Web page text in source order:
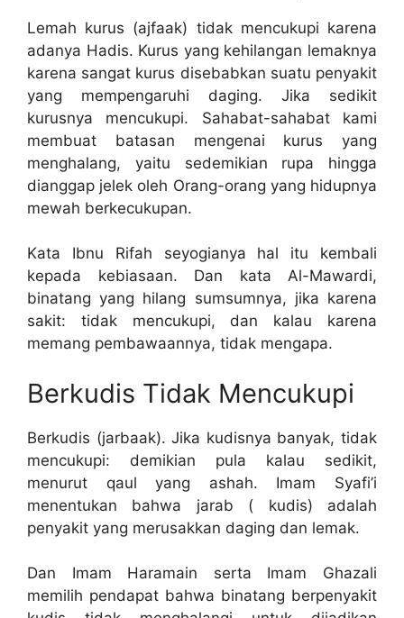
Lemah kurus (ajfaak) tidak mencukupi karena
adanya Hadis. Kurus yang kehilangan lemaknya
karena sangat kurus disebabkan suatu penyakit
yang mempengaruhi daging. Jika sedikit
kurusnya mencukupi. Sahabat-sahabat kami
membuat batasan mengenai kurus yang
menghalang, yaitu sedemikian rupa hingga
dianggap jelek oleh Orang-orang yang hidupnya
mewah berkecukupan.
Kata Ibnu Rifah seyogianya hal itu kembali
kepada kebiasaan. Dan kata Al-Mawardi,
binatang yang hilang sumsumnya, jika karena
sakit: tidak mencukupi, dan kalau karena
memang pembawaannya, tidak mengapa.
Berkudis Tidak Mencukupi
Berkudis (jarbaak). Jika kudisnya banyak, tidak
mencukupi: demikian pula kalau sedikit,
menurut qaul yang ashah. Imam Syafi’i
menentukan bahwa jarab ( kudis) adalah
penyakit yang merusakkan daging dan lemak.
Dan Imam Haramain serta Imam Ghazali
memilih pendapat bahwa binatang berpenyakit